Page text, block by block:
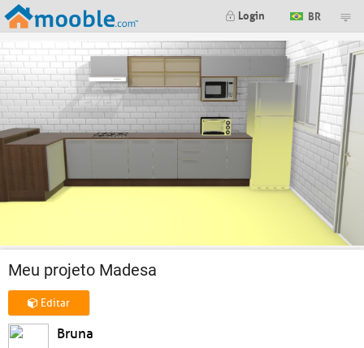
Login BR
Meu projeto Madesa
Editar
Bruna